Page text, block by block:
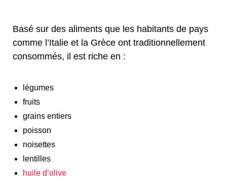
Basé sur des aliments que les habitants de pays
comme l’Italie et la Grèce ont traditionnellement
consommés, il est riche en :
légumes
fruits
grains entiers
poisson
noisettes
lentilles
huile d’olive